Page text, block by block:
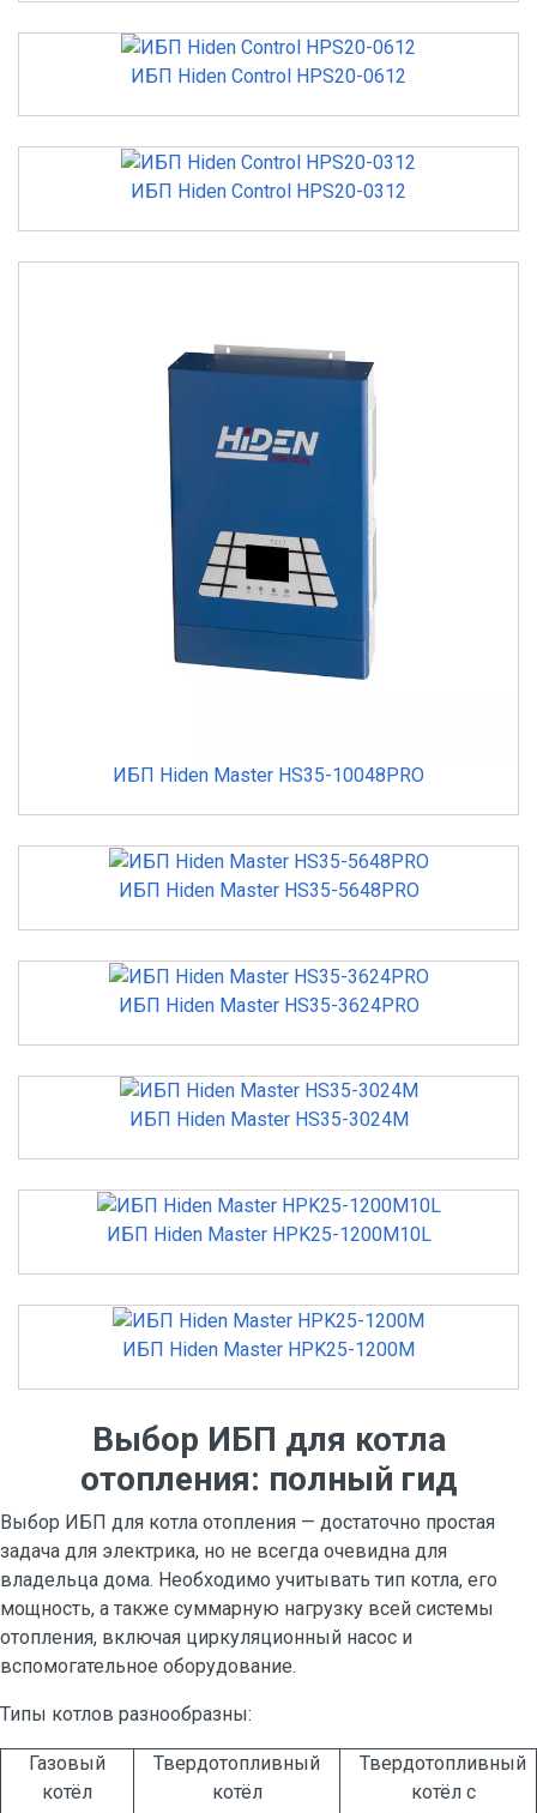
ИБП Hiden Control HPS20-0612
ИБП Hiden Control HPS20-0312
ИБП Hiden Master HS35-10048PRO
ИБП Hiden Master HS35-5648PRO
ИБП Hiden Master HS35-3624PRO
ИБП Hiden Master HS35-3024M
ИБП Hiden Master HPK25-1200M10L
ИБП Hiden Master HPK25-1200M
Выбор ИБП для котла
отопления: полный гид
Выбор ИБП для котла отопления — достаточно простая
задача для электрика, но не всегда очевидна для
владельца дома. Необходимо учитывать тип котла, его
мощность, а также суммарную нагрузку всей системы
отопления, включая циркуляционный насос и
вспомогательное оборудование.
Типы котлов разнообразны:
Газовый
котёл
Твердотопливный
котёл
Твердотопливный
котёл с